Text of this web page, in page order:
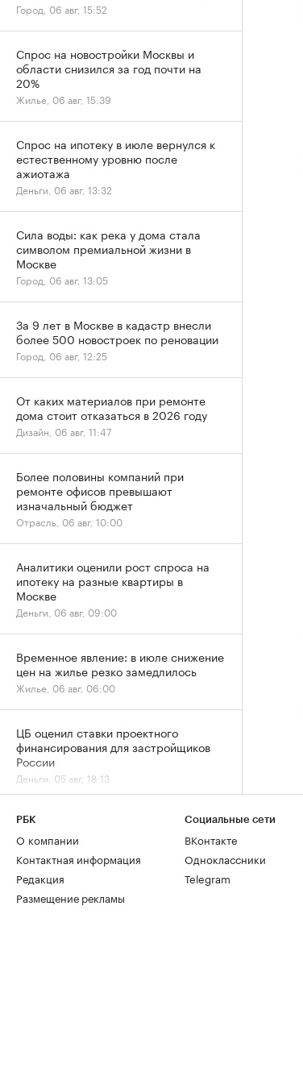
Город, 06 авг, 15:52
Спрос на новостройки Москвы и
области снизился за год почти на
20%
Жилье, 06 авг, 15:39
Спрос на ипотеку в июле вернулся к
естественному уровню после
ажиотажа
Деньги, 06 авг, 13:32
Сила воды: как река у дома стала
символом премиальной жизни в
Москве
Город, 06 авг, 13:05
За 9 лет в Москве в кадастр внесли
более 500 новостроек по реновации
Город, 06 авг, 12:25
От каких материалов при ремонте
дома стоит отказаться в 2026 году
Дизайн, 06 авг, 11:47
Более половины компаний при
ремонте офисов превышают
изначальный бюджет
Отрасль, 06 авг, 10:00
Аналитики оценили рост спроса на
ипотеку на разные квартиры в
Москве
Деньги, 06 авг, 09:00
Временное явление: в июле снижение
цен на жилье резко замедлилось
Жилье, 06 авг, 06:00
ЦБ оценил ставки проектного
финансирования для застройщиков
России
Деньги, 05 авг, 18:13
«Домклик» отметил
перераспределение ипотечного
Деньги, 05 авг, 15:13
РБК
О компании
Контактная информация
Редакция
Размещение рекламы
Социальные сети
ВКонтакте
Одноклассники
Telegram